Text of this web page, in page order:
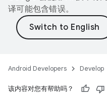
译可能包含错误。
Android Developers Develop
该内容对您有帮助吗？